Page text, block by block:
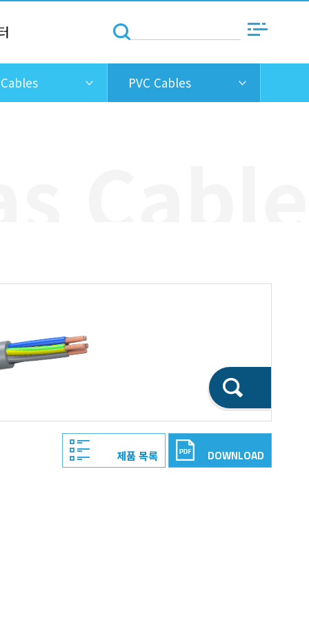
PVC Cables
제품 목록 DOWNLOAD